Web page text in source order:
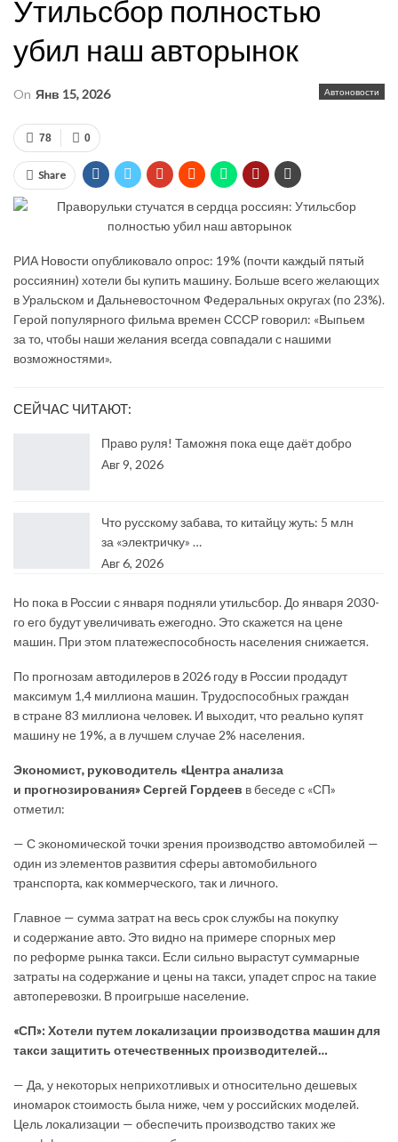
Утильсбор полностью
убил наш авторынок
Автоновости
On Янв 15, 2026
0
78
Share
РИА Новости опубликовало опрос: 19% (почти каждый пятый
россиянин) хотели бы купить машину. Больше всего желающих
в Уральском и Дальневосточном Федеральных округах (по 23%).
Герой популярного фильма времен СССР говорил: «Выпьем
за то, чтобы наши желания всегда совпадали с нашими
возможностями».
СЕЙЧАС ЧИТАЮТ:
Право руля! Таможня пока еще даёт добро
Авг 9, 2026
Что русскому забава, то китайцу жуть: 5 млн
за «электричку» …
Авг 6, 2026
Но пока в России с января подняли утильсбор. До января 2030-
го его будут увеличивать ежегодно. Это скажется на цене
машин. При этом платежеспособность населения снижается.
По прогнозам автодилеров в 2026 году в России продадут
максимум 1,4 миллиона машин. Трудоспособных граждан
в стране 83 миллиона человек. И выходит, что реально купят
машину не 19%, а в лучшем случае 2% населения.
Экономист, руководитель «Центра анализа
и прогнозирования» Сергей Гордеев в беседе с «СП»
отметил:
— С экономической точки зрения производство автомобилей —
один из элементов развития сферы автомобильного
транспорта, как коммерческого, так и личного.
Главное — сумма затрат на весь срок службы на покупку
и содержание авто. Это видно на примере спорных мер
по реформе рынка такси. Если сильно вырастут суммарные
затраты на содержание и цены на такси, упадет спрос на такие
автоперевозки. В проигрыше население.
«СП»: Хотели путем локализации производства машин для
такси защитить отечественных производителей…
— Да, у некоторых неприхотливых и относительно дешевых
иномарок стоимость была ниже, чем у российских моделей.
Цель локализации — обеспечить производство таких же